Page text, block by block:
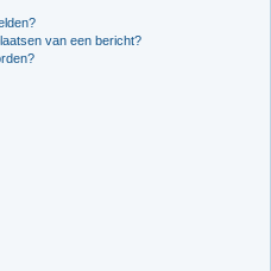
van een bericht?